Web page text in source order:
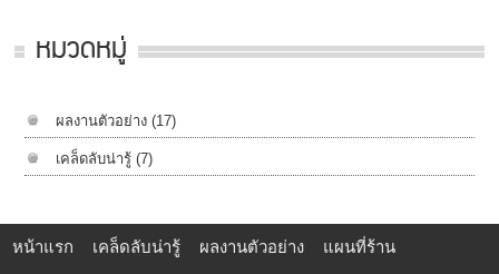
หมวดหมู่
ผลงานตัวอย่าง(17)
เคล็ดลับน่ารู้(7)
หน้าแรก เคล็ดลับน่ารู้ ผลงานตัวอย่าง
แผนที่ร้าน